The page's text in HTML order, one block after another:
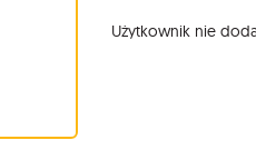
Użytkownik nie